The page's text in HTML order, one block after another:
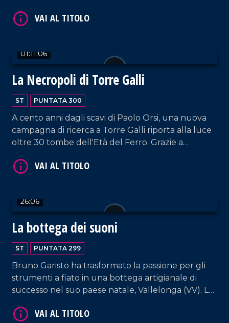
dedicata alla sua amata mamma. Una bella
01:11:06
La Necropoli di Torre Galli
ST PUNTATA 300
A cento anni dagli scavi di Paolo Orsi, una nuova
campagna di ricerca a Torre Galli riporta alla luce
oltre 30 tombe dell'Età del Ferro. Grazie a
preziosi dettagli che svelano la vita delle
26:06
La bottega dei suoni
ST PUNTATA 299
Bruno Garisto ha trasformato la passione per gli
strumenti a fiato in una bottega artigianale di
successo nel suo paese natale, Vallelonga (VV). La
amore per il territorio permettano di costruire il
VAI AL TITOLO
VAI AL TITOLO